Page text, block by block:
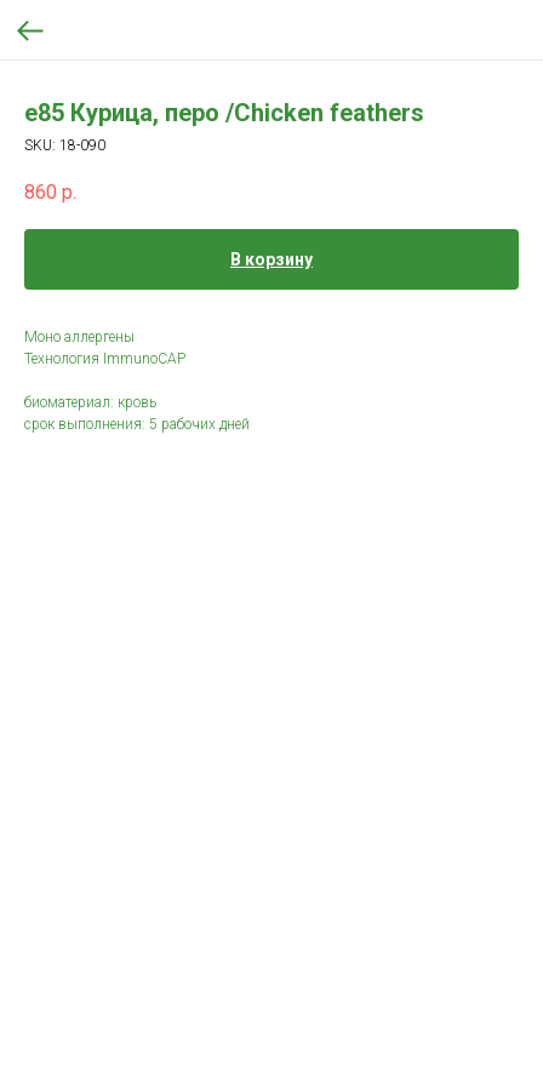
e85 Курица, перо /Chicken feathers
SKU: 18-090
860 р.
В корзину
Моно аллергены
Технология ImmunoCAP
биоматериал: кровь
срок выполнения: 5 рабочих дней